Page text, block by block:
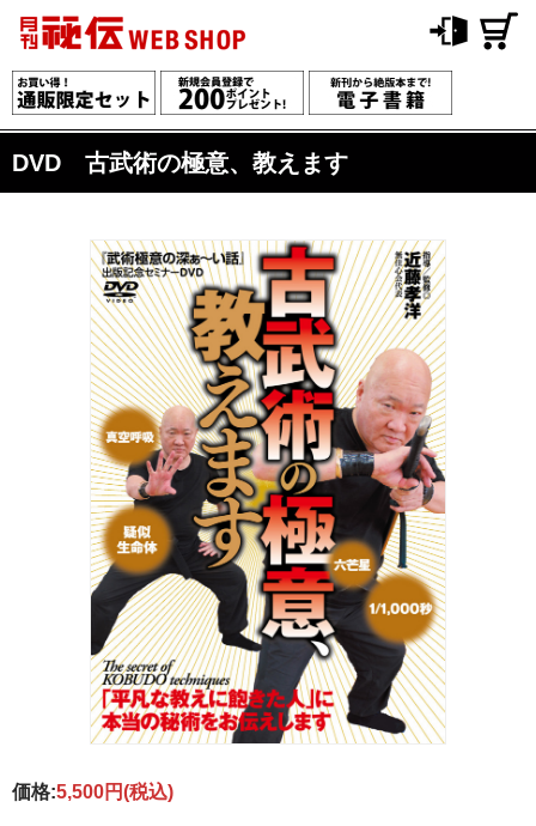
DVD 古武術の極意、教えます
価格:5,500円(税込)